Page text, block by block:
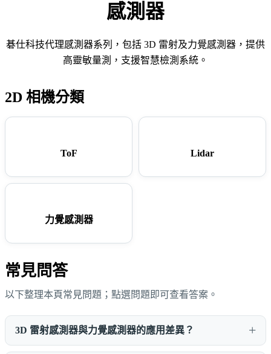
感測器
碁仕科技代理感測器系列，包括 3D 雷射及力覺感測器，提供
高靈敏量測，支援智慧檢測系統。
2D 相機分類
ToF Lidar
力覺感測器
常見問答
以下整理本頁常見問題；點選問題即可查看答案。
3D 雷射感測器與力覺感測器的應用差異？